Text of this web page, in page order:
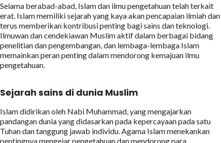
Selama berabad-abad, Islam dan ilmu pengetahuan telah terkait
erat. Islam memiliki sejarah yang kaya akan pencapaian ilmiah dan
terus memberikan kontribusi penting bagi sains dan teknologi.
Ilmuwan dan cendekiawan Muslim aktif dalam berbagai bidang
penelitian dan pengembangan, dan lembaga-lembaga Islam
memainkan peran penting dalam mendorong kemajuan ilmu
pengetahuan.
Sejarah sains di dunia Muslim
Islam didirikan oleh Nabi Muhammad, yang mengajarkan
pandangan dunia yang didasarkan pada kepercayaan pada satu
Tuhan dan tanggung jawab individu. Agama Islam menekankan
pentingnya mengejar pengetahuan dan mendorong para